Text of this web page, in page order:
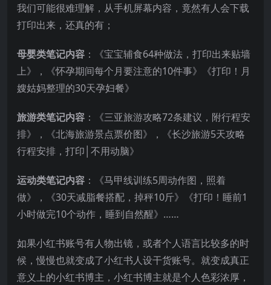
我们可能很难理解，从手机屏幕内容，竟然有人会下载
打印出来，还真的有；
母婴类笔记内容 ：《宝宝辅食64种做法，打印出来贴墙
上》，《怀孕期间每个月要注意的10件事》《打印！月
嫂姑妈整理的30天孕妇餐》
旅游类笔记内容 ：《三亚旅游攻略72条建议，附行程安
排》，《北海旅游景点票价图》，《长沙旅游5天攻略
行程安排，打印│不用动脑》
运动类笔记内容 ：《马甲线训练5周动作图，照着
做》，《30天减脂餐搭配，掉秤10斤》《打印！睡前1
小时做完10个动作，睡到自然醒》……
如果小红书账号有人物出镜，或者个人语言比较多的时
候，慢慢也就变成了小红书人设干货账号。就变成真正
意义上的小红书博主，小红书博主就是个人色彩浓厚，